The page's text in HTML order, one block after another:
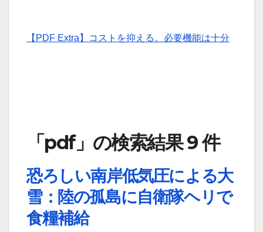
【PDF Extra】コストを抑える。必要機能は十分
「pdf」の検索結果 9 件
恐ろしい南岸低気圧による大
雪：陸の孤島に自衛隊ヘリで
食糧補給